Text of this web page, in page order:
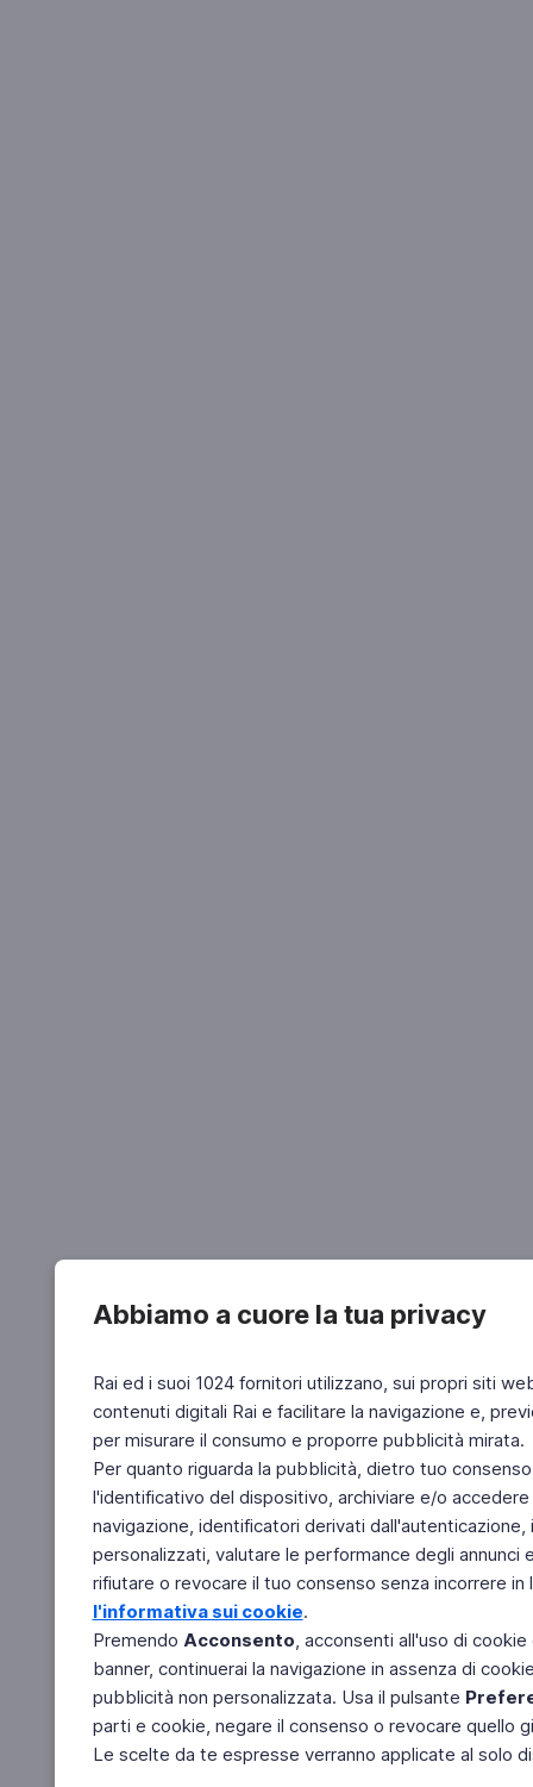
Abbiamo a cuore la tua privacy
Rai ed i suoi 1024 fornitori utilizzano, sui propri siti
contenuti digitali Rai e facilitare la navigazione e,
per misurare il consumo e proporre pubblicità mirata.
Per quanto riguarda la pubblicità, dietro tuo
l'identificativo del dispositivo, archiviare e/o
navigazione, identificatori derivati
personalizzati, valutare le performance degli
rifiutare o revocare il tuo consenso senza incorrere
l'informativa sui cookie.
Premendo Acconsento, acconsenti all'uso di
banner, continuerai la navigazione in assenza di
pubblicità non personalizzata. Usa il pulsante
parti e cookie, negare il consenso o revocare quello
Le scelte da te espresse verranno applicate al solo